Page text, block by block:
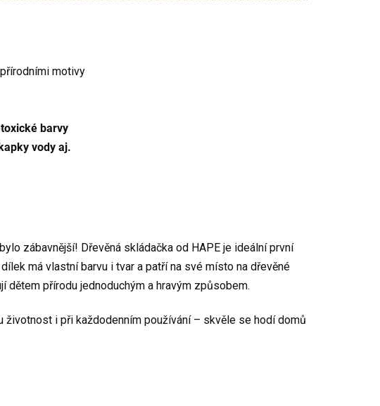
motivy
barvy
vody aj.
zábavnější! Dřevěná skládačka od HAPE je ideální první
má vlastní barvu i tvar a patří na své místo na dřevěné
přírodu jednoduchým a hravým způsobem.
i při každodenním používání – skvěle se hodí domů